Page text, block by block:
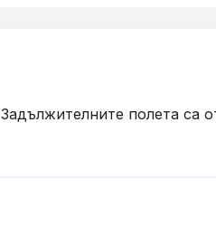
Задължителните полета са